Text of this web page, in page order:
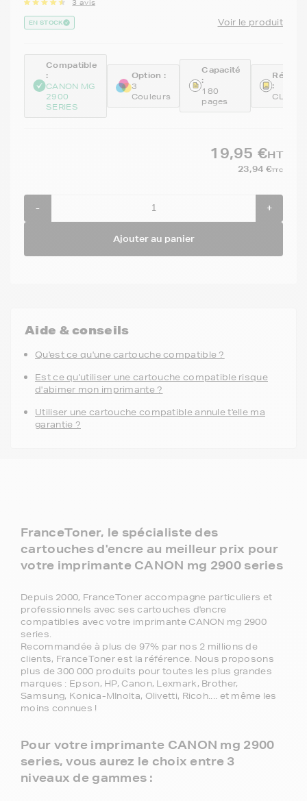
3 avis
EN STOCK Voir le produit
Compatible
:
CANON MG
2900
SERIES
Option :
3
Couleurs
Capacité
:
180
pages
:
CL546
19,95 €HT
23,94 €TTC
- +
Ajouter au panier
Aide & conseils
Qu'est ce qu'une cartouche compatible ?
Est ce qu'utiliser une cartouche compatible risque
d'abimer mon imprimante ?
Utiliser une cartouche compatible annule t'elle ma
garantie ?
FranceToner, le spécialiste des
cartouches d'encre au meilleur prix pour
votre imprimante CANON mg 2900 series
Depuis 2000, FranceToner accompagne particuliers et
professionnels avec ses cartouches d'encre
compatibles avec votre imprimante CANON mg 2900
series.
Recommandée à plus de 97% par nos 2 millions de
clients, FranceToner est la référence. Nous proposons
plus de 300 000 produits pour toutes les plus grandes
marques : Epson, HP, Canon, Lexmark, Brother,
Samsung, Konica-MInolta, Olivetti, Ricoh.... et même les
moins connues !
Pour votre imprimante CANON mg 2900
series, vous aurez le choix entre 3
niveaux de gammes :